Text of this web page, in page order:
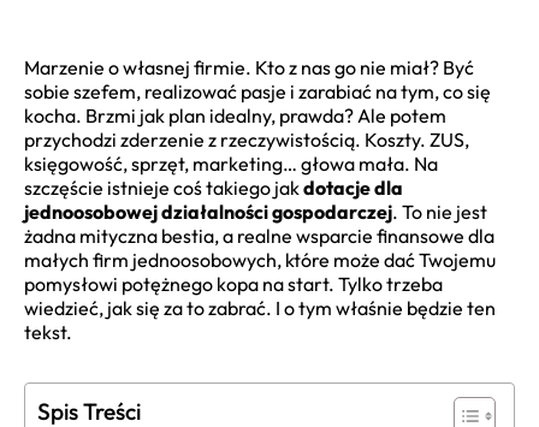
Marzenie o własnej firmie. Kto z nas go nie miał? Być
sobie szefem, realizować pasje i zarabiać na tym, co się
kocha. Brzmi jak plan idealny, prawda? Ale potem
przychodzi zderzenie z rzeczywistością. Koszty. ZUS,
księgowość, sprzęt, marketing… głowa mała. Na
szczęście istnieje coś takiego jakdotacje dla
jednoosobowej działalności gospodarczej. To nie jest
żadna mityczna bestia, a realne wsparcie finansowe dla
małych firm jednoosobowych, które może dać Twojemu
pomysłowi potężnego kopa na start. Tylko trzeba
wiedzieć, jak się za to zabrać. I o tym właśnie będzie ten
tekst.
Spis Treści